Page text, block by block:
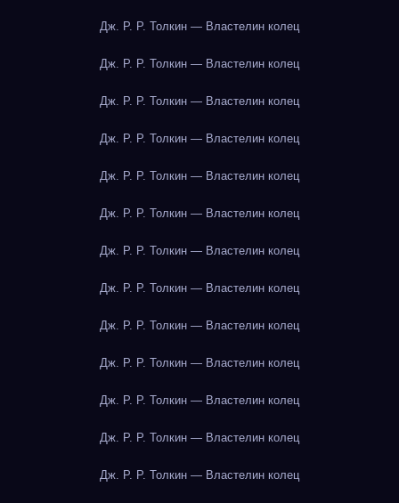
Дж. Р. Р. Толкин — Властелин колец
Дж. Р. Р. Толкин — Властелин колец
Дж. Р. Р. Толкин — Властелин колец
Дж. Р. Р. Толкин — Властелин колец
Дж. Р. Р. Толкин — Властелин колец
Дж. Р. Р. Толкин — Властелин колец
Дж. Р. Р. Толкин — Властелин колец
Дж. Р. Р. Толкин — Властелин колец
Дж. Р. Р. Толкин — Властелин колец
Дж. Р. Р. Толкин — Властелин колец
Дж. Р. Р. Толкин — Властелин колец
Дж. Р. Р. Толкин — Властелин колец
Дж. Р. Р. Толкин — Властелин колец